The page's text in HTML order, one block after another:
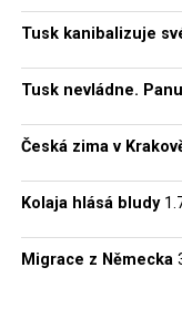
jež v Polské lidové
Tyto dokumenty
bezpečnost při
těmto archiváliím
dokumentovat
formulovat
Se značnou jistotou
Tusk kanibalizuje
Tusk nevládne.
Česká zima v
Kolaja hlásá bludy
Migrace z Německa